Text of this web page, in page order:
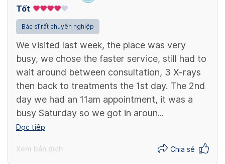
Tốt
Bác sĩ rất chuyên nghiệp
We visited last week, the place was very
busy, we chose the faster service, still had to
wait around between consultation, 3 X-rays
then back to treatments the 1st day. The 2nd
day we had an 11am appointment, it was a
busy Saturday so we got in aroun...
Đọc tiếp
Xem bản dịch Chia sẻ